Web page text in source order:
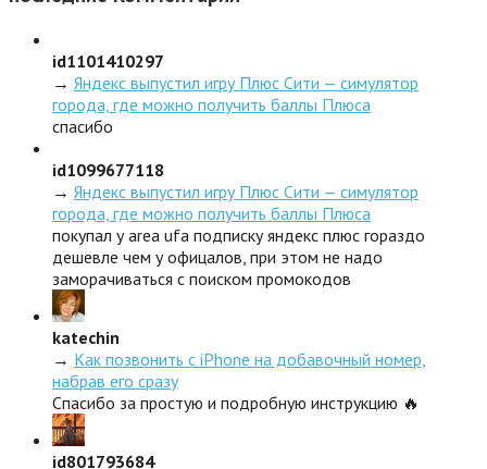
id1101410297
→ Яндекс выпустил игру Плюс Сити — симулятор
города, где можно получить баллы Плюса
спасибо
id1099677118
→ Яндекс выпустил игру Плюс Сити — симулятор
города, где можно получить баллы Плюса
покупал у area ufa подписку яндекс плюс гораздо
дешевле чем у офицалов, при этом не надо
заморачиваться с поиском промокодов
katechin
→ Как позвонить с iPhone на добавочный номер,
набрав его сразу
Спасибо за простую и подробную инструкцию 🔥
id801793684